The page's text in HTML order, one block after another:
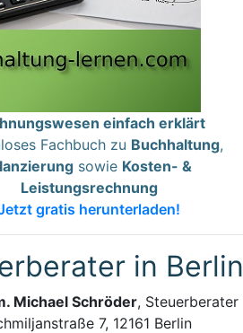
einfach erklärt
Fachbuch zu Buchhaltung,
sowie Kosten- &
Leistungsrechnung
gratis herunterladen!
in Berlin
Michael Schröder, Steuerberater
7, 12161 Berlin